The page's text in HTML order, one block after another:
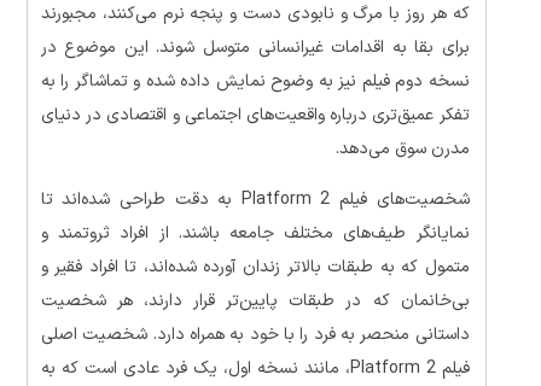
که هر روز با مرگ و نابودی دست و پنجه نرم می‌کنند، مجبورند
برای بقا به اقدامات غیرانسانی متوسل شوند. این موضوع در
نسخه دوم فیلم نیز به وضوح نمایش داده شده و تماشاگر را به
تفکر عمیق‌تری درباره واقعیت‌های اجتماعی و اقتصادی در دنیای
مدرن سوق می‌دهد.
شخصیت‌های فیلم Platform 2 به دقت طراحی شده‌اند تا
نمایانگر طیف‌های مختلف جامعه باشند. از افراد ثروتمند و
متمول که به طبقات بالاتر زندان آورده شده‌اند، تا افراد فقیر و
بی‌خانمان که در طبقات پایین‌تر قرار دارند، هر شخصیت
داستانی منحصر به فرد را با خود به همراه دارد. شخصیت اصلی
فیلم Platform 2، مانند نسخه اول، یک فرد عادی است که به